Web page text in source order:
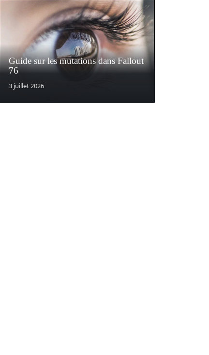
Guide sur les mutations dans Fallout
76
3 juillet 2026